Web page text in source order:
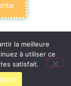
la meilleure
à utiliser ce
satisfait.